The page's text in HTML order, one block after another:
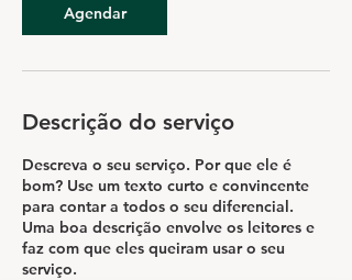
Agendar
Descrição do serviço
Descreva o seu serviço. Por que ele é
bom? Use um texto curto e convincente
para contar a todos o seu diferencial.
Uma boa descrição envolve os leitores e
faz com que eles queiram usar o seu
serviço.